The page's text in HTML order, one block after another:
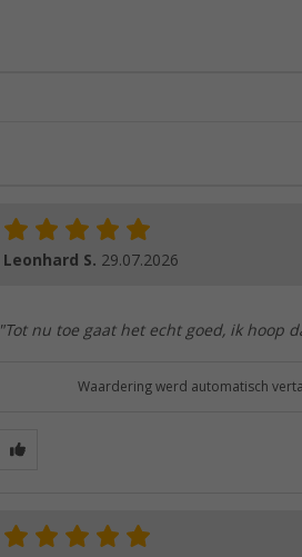
Leonhard S. 29.07.2026
"Tot nu toe gaat het echt goed, ik hoop
Waardering werd automatisch